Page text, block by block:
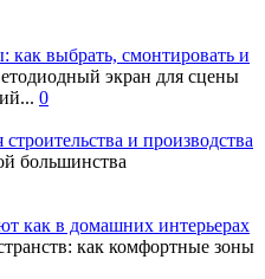
выбрать, смонтировать и
экран для сцены
0
и производства
большинства
как в домашних интерьерах
как комфортные зоны